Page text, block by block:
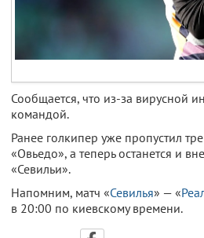
Сообщается, что из-за вирусной
командой.
Ранее голкипер уже пропустил
«Овьедо», а теперь останется и
«Севильи».
Напомним, матч «Севилья» — «
в 20:00 по киевскому времени.